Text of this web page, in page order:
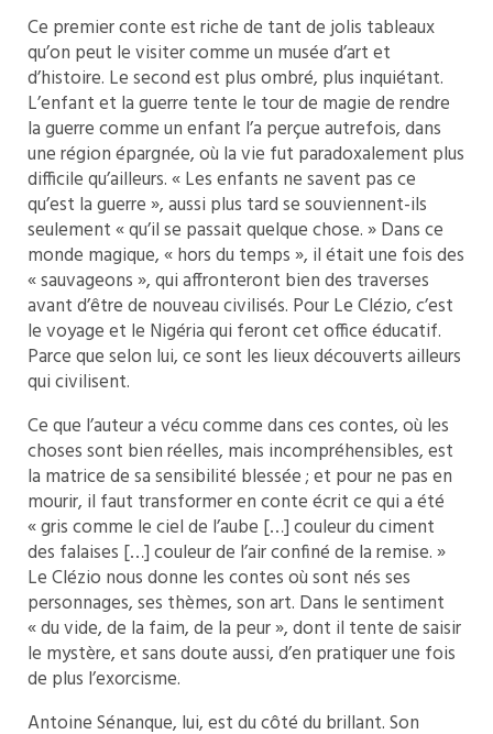
Ce premier conte est riche de tant de jolis tableaux
qu’on peut le visiter comme un musée d’art et
d’histoire. Le second est plus ombré, plus inquiétant.
L’enfant et la guerre tente le tour de magie de rendre
la guerre comme un enfant l’a perçue autrefois, dans
une région épargnée, où la vie fut paradoxalement plus
difficile qu’ailleurs. « Les enfants ne savent pas ce
qu’est la guerre », aussi plus tard se souviennent-ils
seulement « qu’il se passait quelque chose. » Dans ce
monde magique, « hors du temps », il était une fois des
« sauvageons », qui affronteront bien des traverses
avant d’être de nouveau civilisés. Pour Le Clézio, c’est
le voyage et le Nigéria qui feront cet office éducatif.
Parce que selon lui, ce sont les lieux découverts ailleurs
qui civilisent.
Ce que l’auteur a vécu comme dans ces contes, où les
choses sont bien réelles, mais incompréhensibles, est
la matrice de sa sensibilité blessée ; et pour ne pas en
mourir, il faut transformer en conte écrit ce qui a été
« gris comme le ciel de l’aube […] couleur du ciment
des falaises […] couleur de l’air confiné de la remise. »
Le Clézio nous donne les contes où sont nés ses
personnages, ses thèmes, son art. Dans le sentiment
« du vide, de la faim, de la peur », dont il tente de saisir
le mystère, et sans doute aussi, d’en pratiquer une fois
de plus l’exorcisme.
Antoine Sénanque, lui, est du côté du brillant. Son